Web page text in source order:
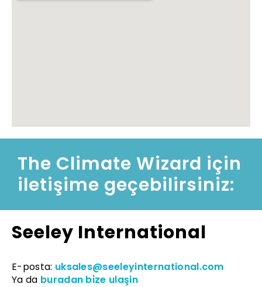
The Climate Wizard için
iletişime geçebilirsiniz:
Seeley International
E-posta: uksales@seeleyinternational.com
Ya da buradan bi̇ze ulaşin